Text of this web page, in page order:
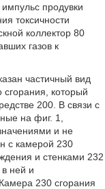
продувки
токсичности
коллектор 80
газов к
частичный вид
сгорания, который
200. В связи с
на фиг. 1,
и не
с камерой 230
и стенками 232
ней и
230 сгорания